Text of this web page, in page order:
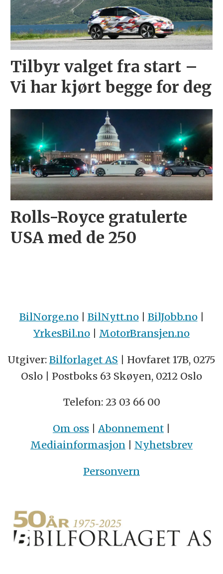
Tilbyr valget fra start –
Vi har kjørt begge for deg
Rolls-Royce gratulerte
USA med de 250
BilNorge.no| BilNytt.no| BilJobb.no|
YrkesBil.no | MotorBransjen.no
Utgiver: Bilforlaget AS | Hovfaret 17B, 0275
Oslo | Postboks 63 Skøyen, 0212 Oslo
Telefon: 23 03 66 00
Om oss Abonnement
Mediainformasjon
Nyhetsbrev
Personvern